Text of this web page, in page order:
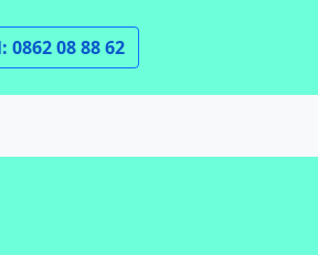
0862 08 88 62